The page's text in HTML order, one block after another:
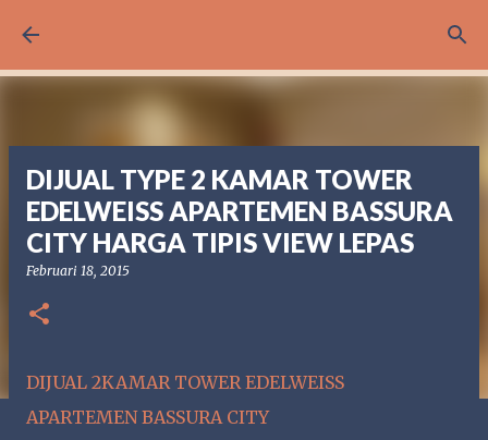
DIJUAL TYPE 2 KAMAR TOWER
EDELWEISS APARTEMEN BASSURA
CITY HARGA TIPIS VIEW LEPAS
Februari 18, 2015
DIJUAL 2KAMAR TOWER EDELWEISS
APARTEMEN BASSURA CITY